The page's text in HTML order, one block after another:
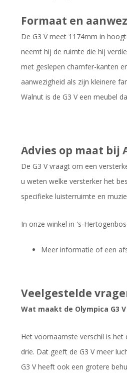
Formaat en
De G3 V meet 1174mm in
neemt hij de ruimte die hij
met geslepen chamfer-kanten
aanwezigheid als zijn kleinere
Walnut is de G3 V een meubel
Advies op maat bij
De G3 V vraagt om een
u weten welke versterker het
specifieke luisterruimte en
In onze winkel in 's-
Meer informatie of een
Veelgestelde
Wat maakt de Olympica G3
Het voornaamste verschil is
drie. Dat geeft de G3 V meer
G3 V heeft ook een grotere